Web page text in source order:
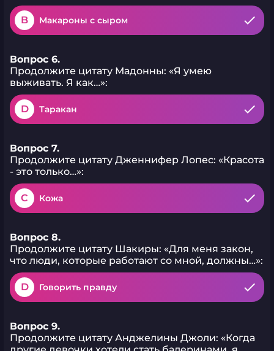
B Макароны с сыром
Вопрос 6.
Продолжите цитату Мадонны: «Я умею
выживать. Я как…»:
D Таракан
Вопрос 7.
Продолжите цитату Дженнифер Лопес: «Красота
- это только…»:
C Кожа
Вопрос 8.
Продолжите цитату Шакиры: «Для меня закон,
что люди, которые работают со мной, должны…»:
D Говорить правду
Вопрос 9.
Продолжите цитату Анджелины Джоли: «Когда